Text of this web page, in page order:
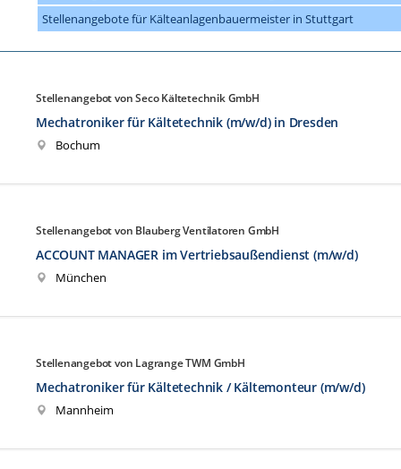
Stellenangebote für Kälteanlagenbauermeister in Stuttgart
Stellenangebot von Seco Kältetechnik GmbH
Mechatroniker für Kältetechnik (m/w/d) in Dresden
Bochum
Stellenangebot von Blauberg Ventilatoren GmbH
ACCOUNT MANAGER im Vertriebsaußendienst (m/w/d)
München
Stellenangebot von Lagrange TWM GmbH
Mechatroniker für Kältetechnik / Kältemonteur (m/w/d)
Mannheim